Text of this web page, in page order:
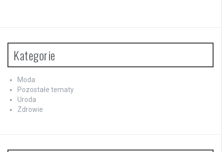
Kategorie
Moda
Pozostałe tematy
Uroda
Zdrowie